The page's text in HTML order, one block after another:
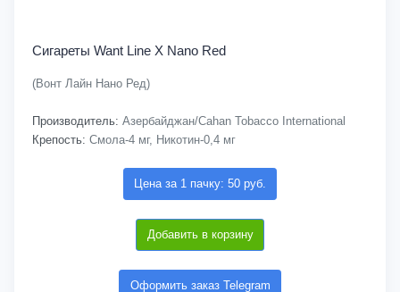
Сигареты Want Line X Nano Red
(Вонт Лайн Нано Ред)
Производитель: Азербайджан/Cahan Tobacco International
Крепость: Смола-4 мг, Никотин-0,4 мг
Цена за 1 пачку: 50 руб.
Добавить в корзину
Оформить заказ Telegram